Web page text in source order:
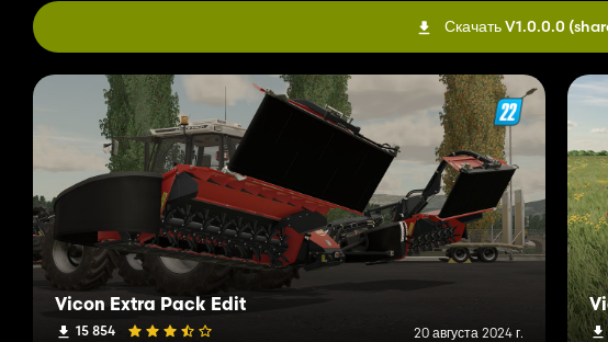
Скачать V1.0.0.0
Vicon Extra Pack Edit
15 854 20 августа 2024 г.